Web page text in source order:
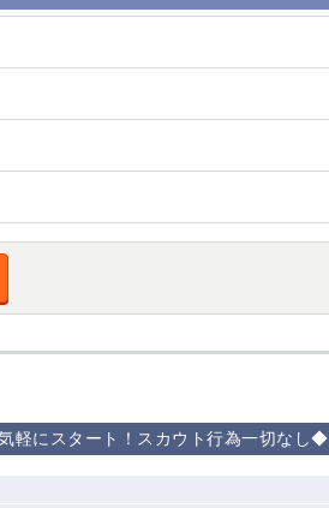
軽にスタート！スカウト行為一切なし◆